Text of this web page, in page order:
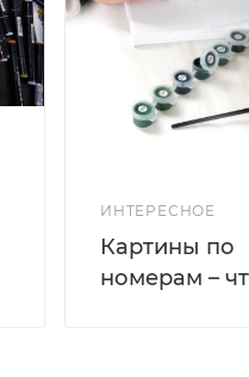
ИНТЕРЕСНОЕ
Картины по
номерам –